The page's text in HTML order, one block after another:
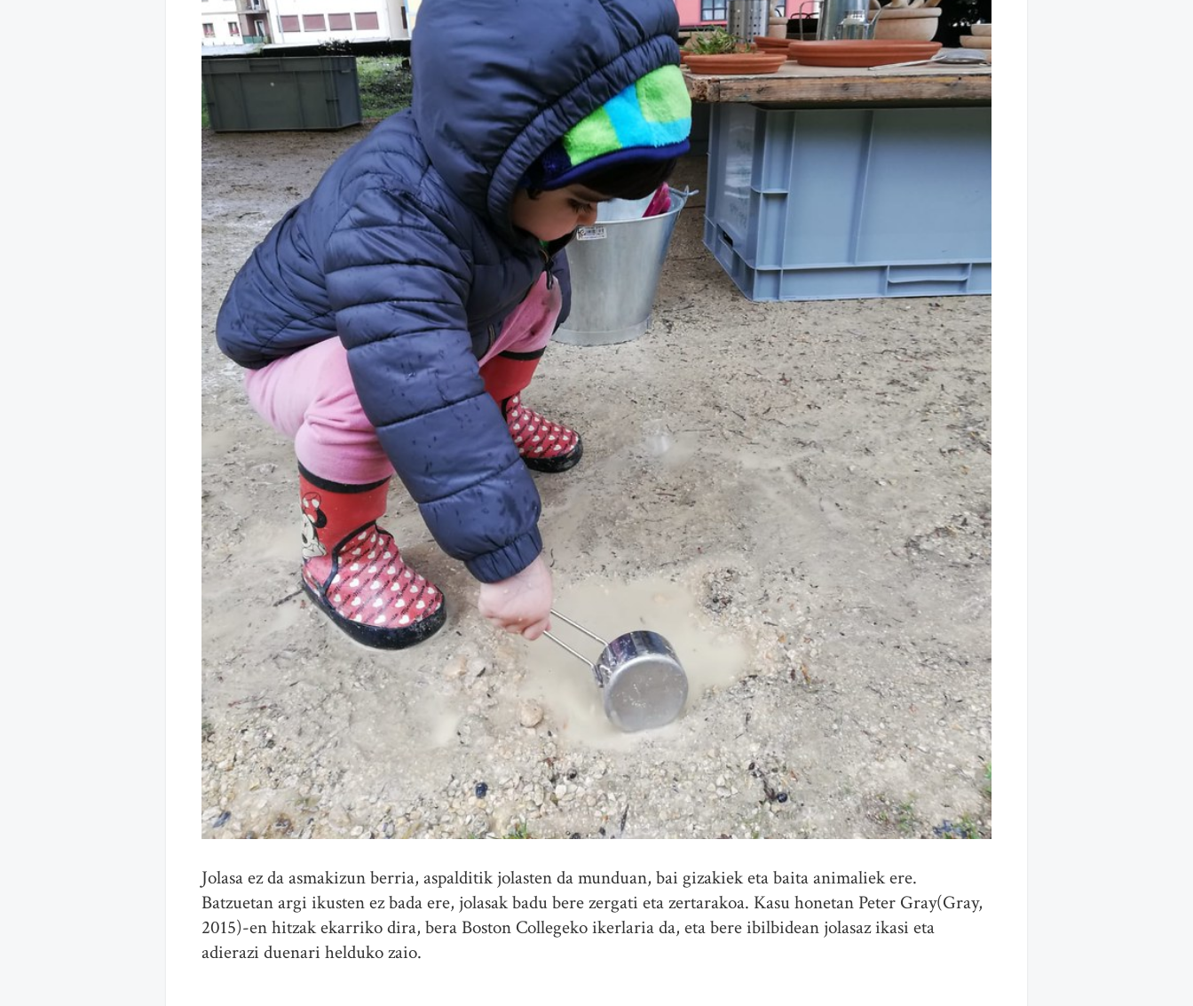
Jolasa ez da asmakizun berria, aspalditik jolasten da munduan, bai gizakiek eta baita animaliek ere.
Batzuetan argi ikusten ez bada ere, jolasak badu bere zergati eta zertarakoa. Kasu honetan Peter Gray(Gray,
2015)-en hitzak ekarriko dira, bera Boston Collegeko ikerlaria da, eta bere ibilbidean jolasaz ikasi eta
adierazi duenari helduko zaio.